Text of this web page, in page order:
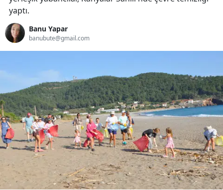
yaptı.
Banu Yapar
banubute@gmail.com